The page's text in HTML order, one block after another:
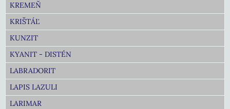
KREMEŇ
KRIŠTÁĽ
KUNZIT
KYANIT - DISTÉN
LABRADORIT
LAPIS LAZULI
LARIMAR